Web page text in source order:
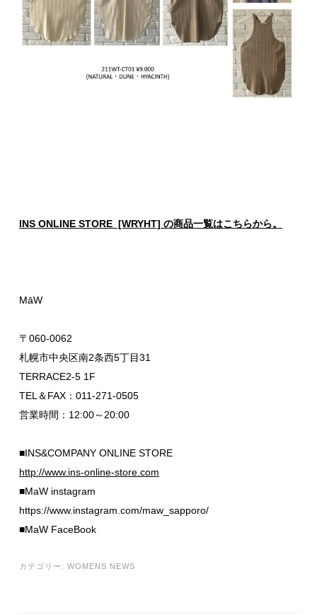
INS ONLINE STORE [WRYHT] の商品一覧はこちらから。
MāW
〒060-0062
札幌市中央区南2条西5丁目31
TERRACE2-5 1F
TEL＆FAX：011-271-0505
営業時間：12:00～20:00
■INS&COMPANY ONLINE STORE
http://www.ins-online-store.com
■MaW instagram
https://www.instagram.com/maw_sapporo/
■MaW FaceBook
カテゴリー: WOMENS NEWS